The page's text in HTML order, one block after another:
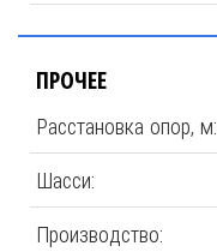
ПРОЧЕЕ
Расстановка опор, м:
Шасси:
Производство: